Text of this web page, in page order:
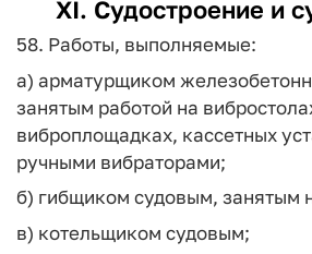
XI. Судостроение и
58. Работы, выполняемые:
а) арматурщиком
занятым работой на
виброплощадках, кассетных
ручными вибраторами;
б) гибщиком судовым, занятым
в) котельщиком судовым;